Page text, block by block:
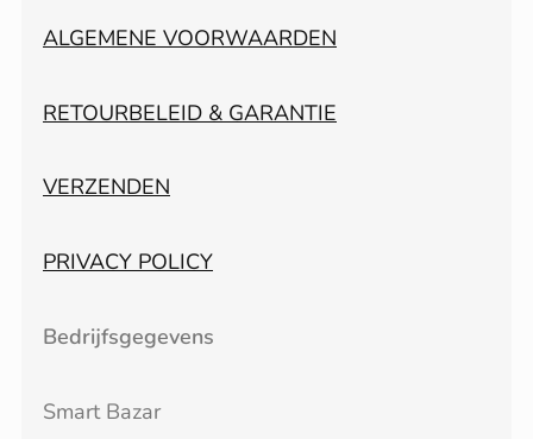
ALGEMENE VOORWAARDEN
RETOURBELEID & GARANTIE
VERZENDEN
PRIVACY POLICY
Bedrijfsgegevens
Smart Bazar